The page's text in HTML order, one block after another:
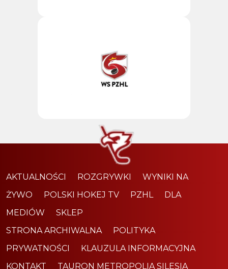
AKTUALNOŚCI ROZGRYWKI
WYNIKI NA
ŻYWO
POLSKI HOKEJ TV PZHL
DLA
MEDIÓW
SKLEP
STRONA ARCHIWALNA
POLITYKA
PRYWATNOŚCI
KLAUZULA INFORMACYJNA
KONTAKT
TAURON METROPOLIA SILESIA